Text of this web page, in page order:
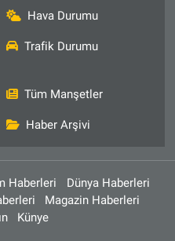
Hava Durumu
Trafik Durumu
Tüm Manşetler
Haber Arşivi
Haberleri
Dünya Haberleri
Magazin Haberleri
Künye